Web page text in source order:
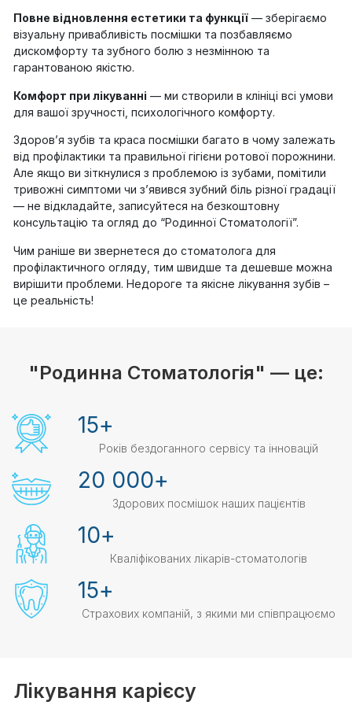
Повне відновлення естетики та функції — зберігаємо
візуальну привабливість посмішки та позбавляємо
дискомфорту та зубного болю з незмінною та
гарантованою якістю.
Комфорт при лікуванні — ми створили в клініці всі умови
для вашої зручності, психологічного комфорту.
Здоров’я зубів та краса посмішки багато в чому залежать
від профілактики та правильної гігієни ротової порожнини.
Але якщо ви зіткнулися з проблемою із зубами, помітили
тривожні симптоми чи з’явився зубний біль різної градації
— не відкладайте, записуйтеся на безкоштовну
консультацію та огляд до “Родинної Стоматології”.
Чим раніше ви звернетеся до стоматолога для
профілактичного огляду, тим швидше та дешевше можна
вирішити проблеми. Недороге та якісне лікування зубів –
це реальність!
"Родинна Стоматологія" — це:
Років бездоганного сервісу та інновацій
15+
Здорових посмішок наших пацієнтів
20 000+
Кваліфікованих лікарів-стоматологів
10+
Страхових компаній, з якими ми співпрацюємо
15+
Лікування карієсу